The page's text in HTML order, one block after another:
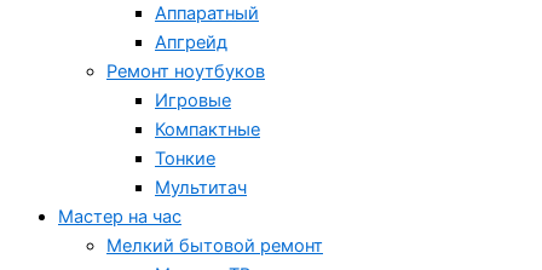
Аппаратный
Апгрейд
Ремонт ноутбуков
Игровые
Компактные
Тонкие
Мультитач
Мастер на час
Мелкий бытовой ремонт